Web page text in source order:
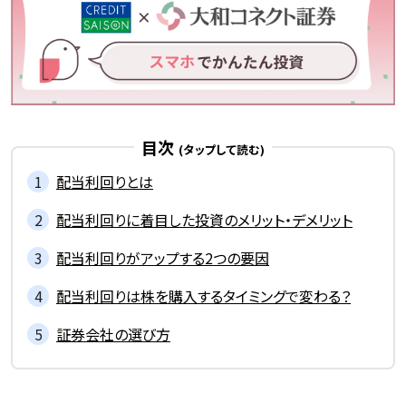
目次
配当利回りとは
配当利回りに着目した投資のメリット・デメリット
配当利回りがアップする2つの要因
配当利回りは株を購入するタイミングで変わる？
証券会社の選び方